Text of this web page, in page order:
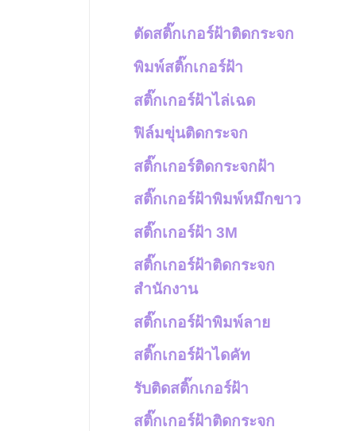
ตัดสติ๊กเกอร์ฝ้าติดกระจก
พิมพ์สติ๊กเกอร์ฝ้า
สติ๊กเกอร์ฝ้าไล่เฉด
ฟิล์มขุ่นติดกระจก
สติ๊กเกอร์ติดกระจกฝ้า
สติ๊กเกอร์ฝ้าพิมพ์หมึกขาว
สติ๊กเกอร์ฝ้า 3M
สติ๊กเกอร์ฝ้าติดกระจก
สำนักงาน
สติ๊กเกอร์ฝ้าพิมพ์ลาย
สติ๊กเกอร์ฝ้าไดคัท
รับติดสติ๊กเกอร์ฝ้า
สติ๊กเกอร์ฝ้าติดกระจก